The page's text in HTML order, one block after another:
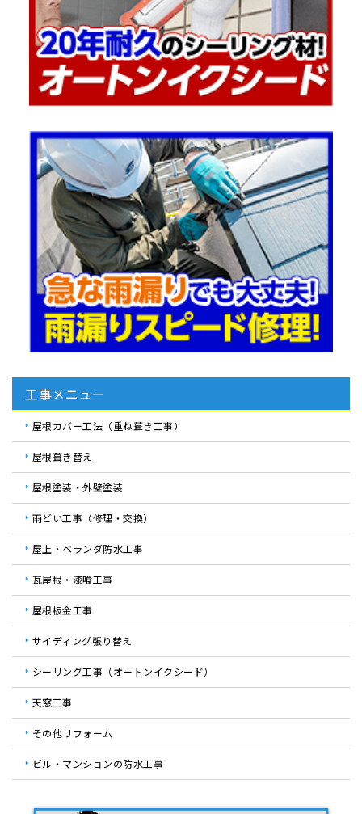
工事メニュー
屋根カバー工法（重ね葺き工事）
屋根葺き替え
屋根塗装・外壁塗装
雨どい工事（修理・交換）
屋上・ベランダ防水工事
瓦屋根・漆喰工事
屋根板金工事
サイディング張り替え
シーリング工事（オートンイクシード）
天窓工事
その他リフォーム
ビル・マンションの防水工事